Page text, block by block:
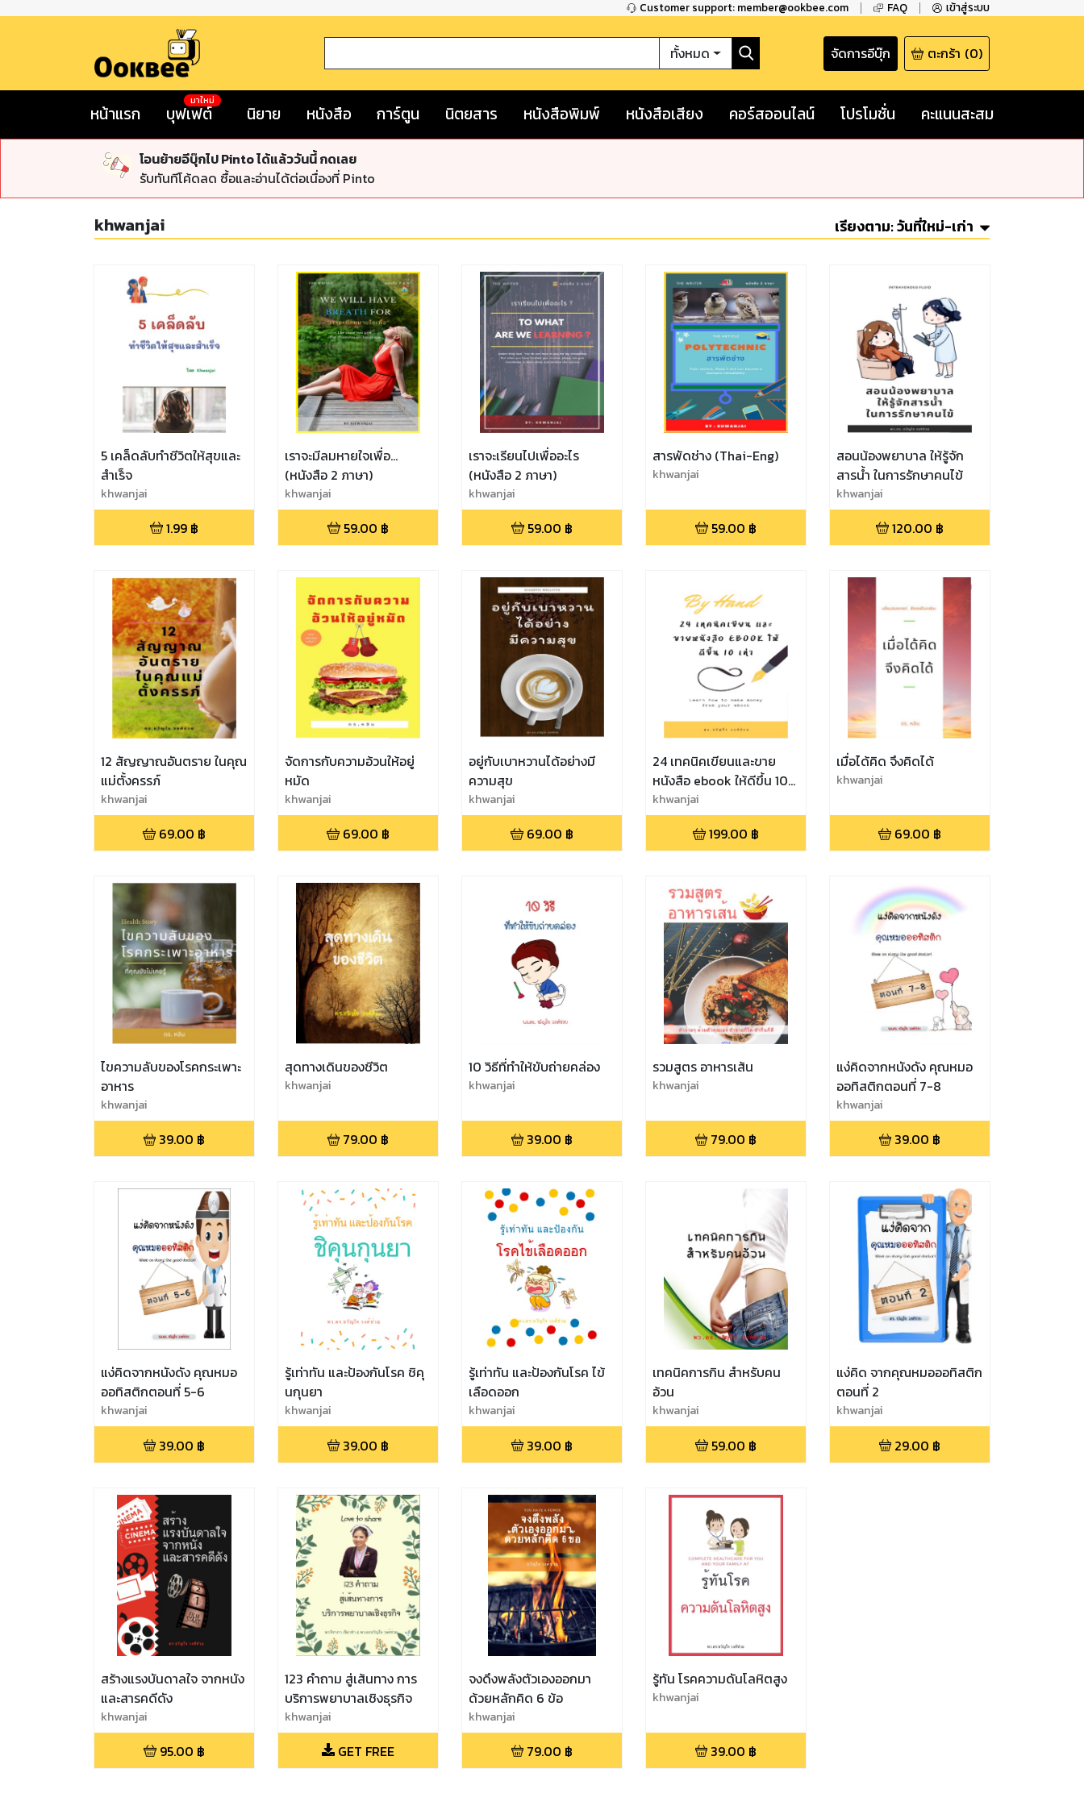
Customer support: member@ookbee.com FAQ เข้าสู่ระบบ
ทั้งหมด จัดการอีบุ๊ก ตะกร้า (0)
หน้าแรก บุฟเฟต์
มาใหม่
นิยาย หนังสือ การ์ตูน นิตยสาร หนังสือพิมพ์ หนังสือเสียง คอร์สออนไลน์ โปรโมชั่น คะแนนสะสม
โอนย้ายอีบุ๊กไป Pinto ได้แล้ววันนี้ กดเลย
รับทันทีโค้ดลด ซื้อและอ่านได้ต่อเนื่องที่ Pinto
khwanjai เรียงตาม:วันที่ใหม่-เก่า
5 เคล็ดลับทำชีวิตให้สุขและ
สำเร็จ
khwanjai
1.99฿
เราจะมีลมหายใจเพื่อ...
(หนังสือ 2 ภาษา)
khwanjai
59.00 ฿
เราจะเรียนไปเพื่ออะไร
(หนังสือ 2 ภาษา)
khwanjai
59.00 ฿
สารพัดช่าง (Thai-Eng)
khwanjai
59.00 ฿
สอนน้องพยาบาล ให้รู้จัก
สารน้ำ ในการรักษาคนไข้
khwanjai
120.00 ฿
12 สัญญาณอันตราย ในคุณ
แม่ตั้งครรภ์
khwanjai
69.00 ฿
จัดการกับความอ้วนให้อยู่
หมัด
khwanjai
69.00 ฿
อยู่กับเบาหวานได้อย่างมี
ความสุข
khwanjai
69.00 ฿
24 เทคนิคเขียนและขาย
หนังสือ ebook ให้ดีขึ้น 10
เท่า
khwanjai
199.00 ฿
เมื่อได้คิด จึงคิดได้
khwanjai
69.00 ฿
ไขความลับของโรคกระเพาะ
อาหาร
khwanjai
39.00 ฿
สุดทางเดินของชีวิต
khwanjai
79.00 ฿
10 วิธีที่ทำให้ขับถ่ายคล่อง
khwanjai
39.00 ฿
รวมสูตร อาหารเส้น
khwanjai
79.00 ฿
แง่คิดจากหนังดัง คุณหมอ
ออทิสติกตอนที่ 7-8
khwanjai
39.00 ฿
แง่คิดจากหนังดัง คุณหมอ
ออทิสติกตอนที่ 5-6
khwanjai
39.00 ฿
รู้เท่าทัน และป้องกันโรค ชิคุ
นกุนยา
khwanjai
39.00 ฿
รู้เท่าทัน และป้องกันโรค ไข้
เลือดออก
khwanjai
39.00 ฿
เทคนิคการกิน สำหรับคน
อ้วน
khwanjai
59.00 ฿
แง่คิด จากคุณหมอออทิสติก
ตอนที่ 2
khwanjai
29.00 ฿
สร้างแรงบันดาลใจ จากหนัง
และสารคดีดัง
khwanjai
95.00 ฿
123 คำถาม สู่เส้นทาง การ
บริการพยาบาลเชิงธุรกิจ
khwanjai
GET FREE
จงดึงพลังตัวเองออกมา
ด้วยหลักคิด 6 ข้อ
khwanjai
79.00 ฿
รู้ทัน โรคความดันโลหิตสูง
khwanjai
39.00 ฿